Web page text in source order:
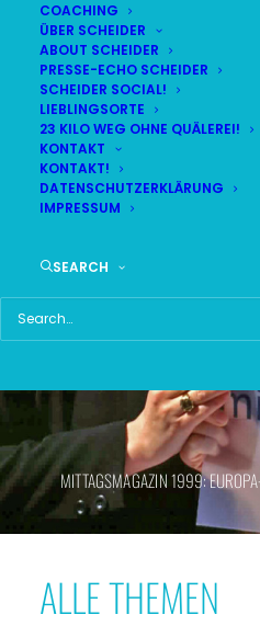
COACHING
ÜBER SCHEIDER
ABOUT SCHEIDER
PRESSE-ECHO SCHEIDER
SCHEIDER SOCIAL!
LIEBLINGSORTE
23 KILO WEG OHNE QUÄLEREI!
KONTAKT
KONTAKT!
DATENSCHUTZERKLÄRUNG
IMPRESSUM
SEARCH
MITTAGSMAGAZIN 1999:
ALLE THEMEN